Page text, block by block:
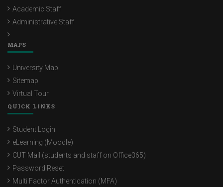
Academic Staff
Administrative Staff
MAPS
University Map
Sitemap
Virtual Tour
QUICK LINKS
Student Login
eLearning (Moodle)
CUT Mail (students and staff on Office365)
Password Reset
Multi Factor Authentication (MFA)